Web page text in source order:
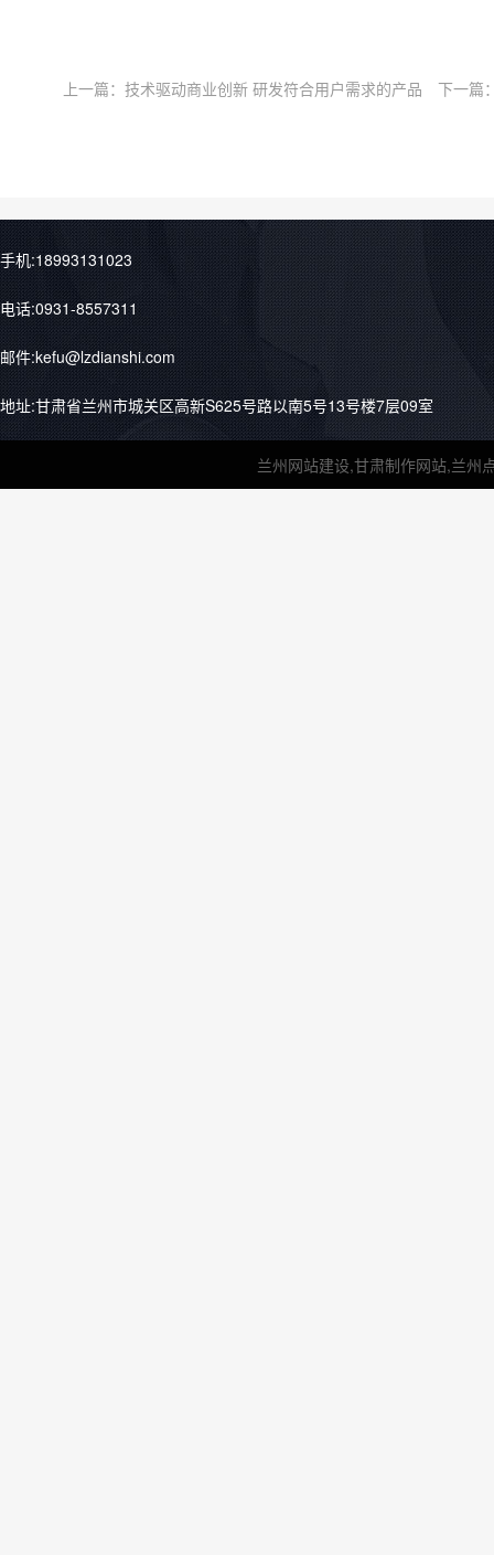
上一篇： 技术驱动商业创新 研发符合用户需求的产品 下一篇
手机:18993131023
电话:0931-8557311
邮件:kefu@lzdianshi.com
地址:甘肃省兰州市城关区高新S625号路以南5号13号楼7层09室
兰州网站建设,甘肃制作网站,